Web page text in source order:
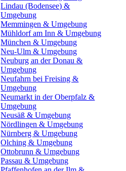
Lindau (Bodensee) &
Umgebung
Memmingen & Umgebung
Mühldorf am Inn & Umgebung
München & Umgebung
Neu-Ulm & Umgebung
Neuburg an der Donau &
Umgebung
Neufahrn bei Freising &
Umgebung
Neumarkt in der Oberpfalz &
Umgebung
Neusäß & Umgebung
Nördlingen & Umgebung
Nürnberg & Umgebung
Olching & Umgebung
Ottobrunn & Umgebung
Passau & Umgebung